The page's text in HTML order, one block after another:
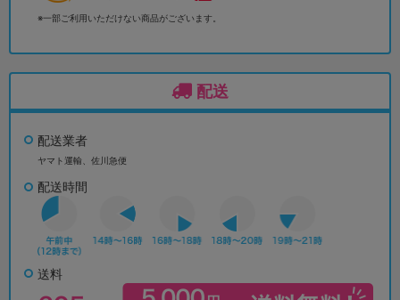
※一部ご利用いただけない商品がございます。
配送
配送業者
ヤマト運輸、佐川急便
配送時間
送料